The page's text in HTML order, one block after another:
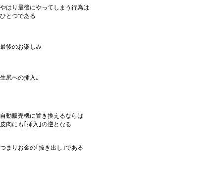
やはり最後にやってしまう行為は
ひとつである
最後のお楽しみ
生尻への挿入｡
自動販売機に置き換えるならば
皮肉にも｢挿入｣の逆となる
つまりお金の｢抜き出し｣である